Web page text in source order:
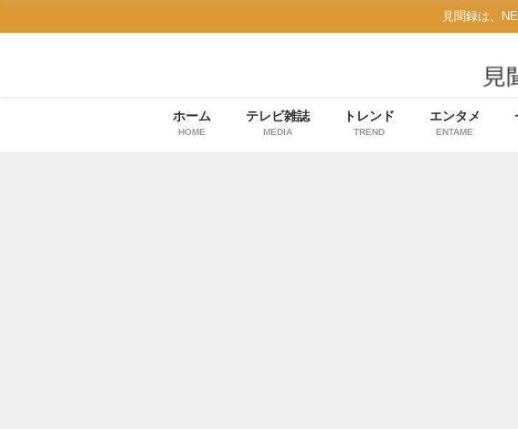
見聞録は、
ホーム
HOME
テレビ雑誌
MEDIA
トレンド
TREND
エンタメ
ENTAME